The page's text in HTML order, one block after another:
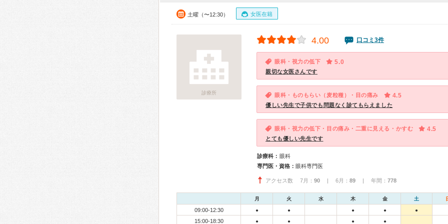
土曜（〜12:30） 女医在籍
診療所
4.00 口コミ3件
眼科・視力の低下 5.0
親切な女医さんです
眼科・ものもらい（麦粒種）・目の痛み 4.5
優しい先生で子供でも問題なく診てもらえました
眼科・視力の低下・目の痛み・二重に見える・かすむ 4.5
とても優しい先生です
診療科： 眼科
専門医・資格： 眼科専門医
アクセス数 7月： 90 | 6月： 89 | 年間： 778
月 火 水 木 金 土
09:00-12:30 ● ● ● ● ●
15:00-18:30 ● ● ● ●